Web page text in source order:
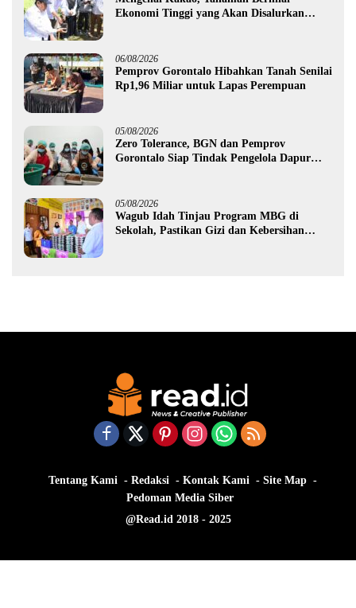
Ekonomi Tinggi yang Akan Disalurkan
06/08/2026
Pemprov Gorontalo Hibahkan Tanah Senilai
Rp1,96 Miliar untuk Lapas Perempuan
05/08/2026
Zero Tolerance, BGN dan Pemprov
Gorontalo Siap Tindak Pengelola Dapur
05/08/2026
Wagub Idah Tinjau Program MBG di
Sekolah, Pastikan Gizi dan Kebersihan
Tentang Kami Redaksi Kontak Kami
Site Map
Pedoman Media Siber
@Read.id 2018 - 2025